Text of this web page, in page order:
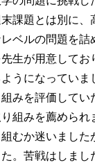
課題とは別に、
ベルの問題を詰
生が用意してお
うになっていま
みを評価してい
組みを薦められ
むか迷いました
。苦戦はしまし